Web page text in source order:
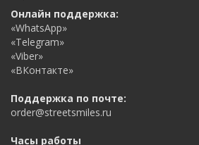
Онлайн поддержка:
«WhatsApp»
«Telegram»
«Viber»
«ВКонтакте»
Поддержка по почте:
order@streetsmiles.ru
Часы работы